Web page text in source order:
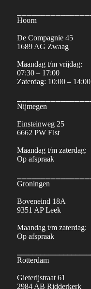
Hoorn
De Compagnie 45
1689 AG Zwaag
Maandag t/m vrijdag:
07:30 – 17:00
Zaterdag: 10:00 – 14:00
Nijmegen
Einsteinweg 25
6662 PW Elst
Maandag t/m zaterdag:
Op afspraak
Groningen
Boveneind 18A
9351 AP Leek
Maandag t/m zaterdag:
Op afspraak
Rotterdam
Gieterijstraat 61
2984 AB Ridderkerk